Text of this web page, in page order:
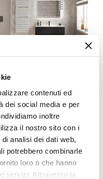
contenuti ed
dei social media e per
inoltre
il nostro sito con i
analisi dei dati web,
potrebbero combinarle
loro o che hanno
servizi. Attraverso la
100 cm nero opaco
lavabo - Cuki
215,00